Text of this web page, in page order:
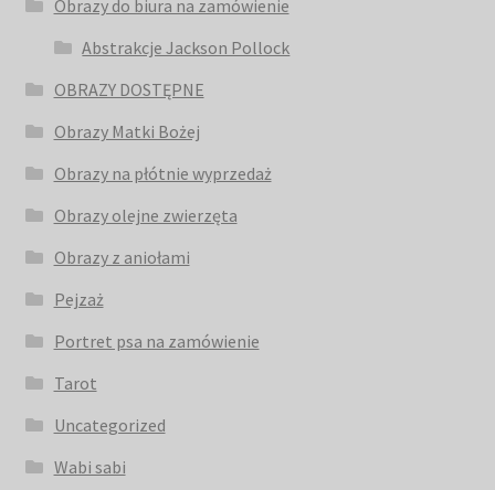
Obrazy do biura na zamówienie
Abstrakcje Jackson Pollock
OBRAZY DOSTĘPNE
Obrazy Matki Bożej
Obrazy na płótnie wyprzedaż
Obrazy olejne zwierzęta
Obrazy z aniołami
Pejzaż
Portret psa na zamówienie
Tarot
Uncategorized
Wabi sabi